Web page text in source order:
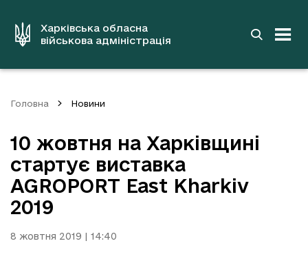
вмістуХарківська обласна
військова адміністрація
Головна Новини
10 жовтня на Харківщині
стартує виставка
AGROPORT East Kharkiv
2019
8 жовтня 2019 | 14:40